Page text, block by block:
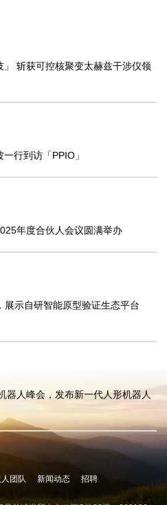
斩获可控核聚变太赫兹干涉仪领
行到访「PPIO」
年度合伙人会议圆满举办
展示自研智能原型验证生态平台
器人峰会，发布新一代人形机器人
团队 新闻动态 招聘